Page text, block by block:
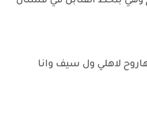
لاهلي ول سيف وانا